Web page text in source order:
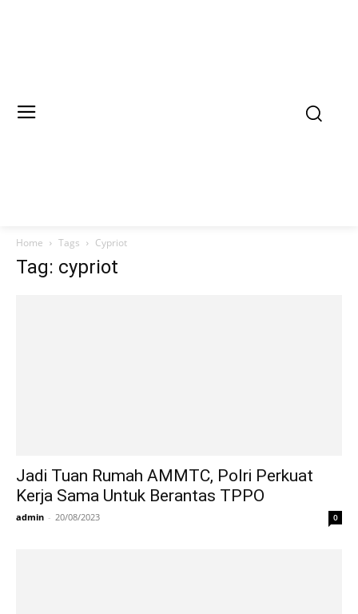
Home Tags Cypriot
Tag: cypriot
Jadi Tuan Rumah AMMTC, Polri Perkuat
Kerja Sama Untuk Berantas TPPO
admin - 20/08/2023 0